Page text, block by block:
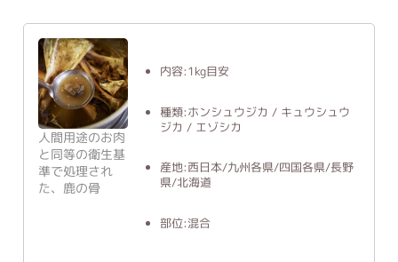
人間用途のお肉
と同等の衛生基
準で処理され
た、鹿の骨
内容:1kg目安
種類:ホンシュウジカ / キュウシュウ
ジカ / エゾシカ
産地:西日本/九州各県/四国各県/長野
県/北海道
部位:混合